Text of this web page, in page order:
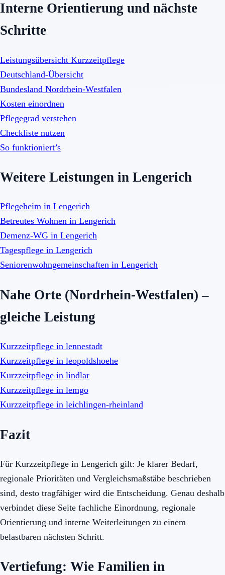
Interne Orientierung und nächste
Schritte
Leistungsübersicht Kurzzeitpflege
Deutschland-Übersicht
Bundesland Nordrhein-Westfalen
Kosten einordnen
Pflegegrad verstehen
Checkliste nutzen
So funktioniert’s
Weitere Leistungen in Lengerich
Pflegeheim in Lengerich
Betreutes Wohnen in Lengerich
Demenz-WG in Lengerich
Tagespflege in Lengerich
Seniorenwohngemeinschaften in Lengerich
Nahe Orte (Nordrhein-Westfalen) –
gleiche Leistung
Kurzzeitpflege in lennestadt
Kurzzeitpflege in leopoldshoehe
Kurzzeitpflege in lindlar
Kurzzeitpflege in lemgo
Kurzzeitpflege in leichlingen-rheinland
Fazit
Für Kurzzeitpflege in Lengerich gilt: Je klarer Bedarf,
regionale Prioritäten und Vergleichsmaßstäbe beschrieben
sind, desto tragfähiger wird die Entscheidung. Genau deshalb
verbindet diese Seite fachliche Einordnung, regionale
Orientierung und interne Weiterleitungen zu einem
belastbaren nächsten Schritt.
Vertiefung: Wie Familien in